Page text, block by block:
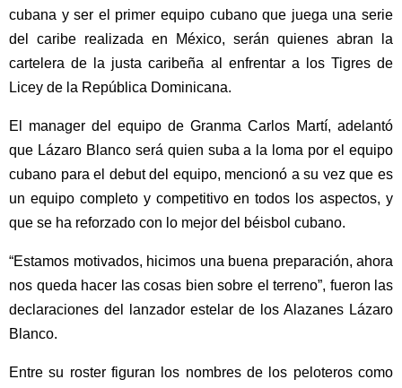
cubana y ser el primer equipo cubano que juega una serie
del caribe realizada en México, serán quienes abran la
cartelera de la justa caribeña al enfrentar a los Tigres de
Licey de la República Dominicana.
El manager del equipo de Granma Carlos Martí, adelantó
que Lázaro Blanco será quien suba a la loma por el equipo
cubano para el debut del equipo, mencionó a su vez que es
un equipo completo y competitivo en todos los aspectos, y
que se ha reforzado con lo mejor del béisbol cubano.
“Estamos motivados, hicimos una buena preparación, ahora
nos queda hacer las cosas bien sobre el terreno”, fueron las
declaraciones del lanzador estelar de los Alazanes Lázaro
Blanco.
Entre su roster figuran los nombres de los peloteros como